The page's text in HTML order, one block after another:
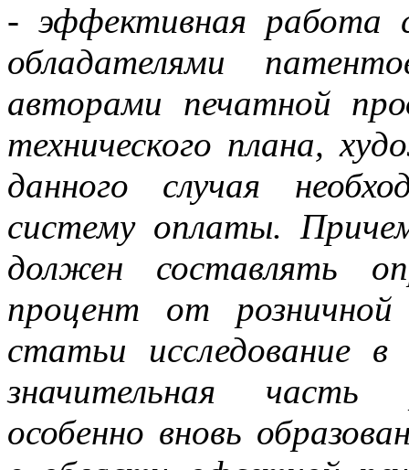
- эффективная работа
обладателями
авторами печатной
технического плана,
данного случая
систему оплаты.
должен составлять
процент от
статьи исследование
значительная часть
особенно вновь